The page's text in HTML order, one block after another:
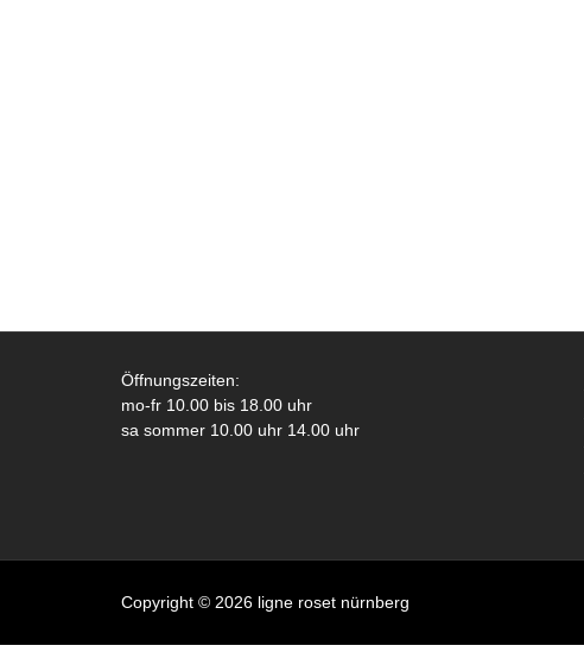
Öffnungszeiten:
mo-fr 10.00 bis 18.00 uhr
sa sommer 10.00 uhr 14.00 uhr
Copyright © 2026 ligne roset nürnberg